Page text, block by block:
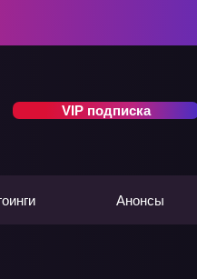
VIP подписка
Анонсы